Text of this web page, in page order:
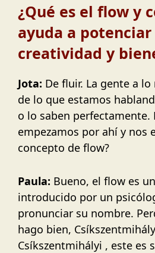
¿Qué es el flow y
ayuda a
creatividad y
Jota: De fluir. La gente a
de lo que estamos
o lo saben perfectamente.
empezamos por ahí y nos
concepto de flow?
Paula: Bueno, el flow es
introducido por un
pronunciar su nombre.
hago bien,
Csíkszentmihályi , este es